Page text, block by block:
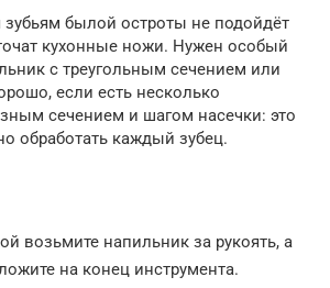
былой остроты не подойдёт
кухонные ножи. Нужен особый
с треугольным сечением или
если есть несколько
сечением и шагом насечки: это
обработать каждый зубец.
возьмите напильник за рукоять, а
на конец инструмента.